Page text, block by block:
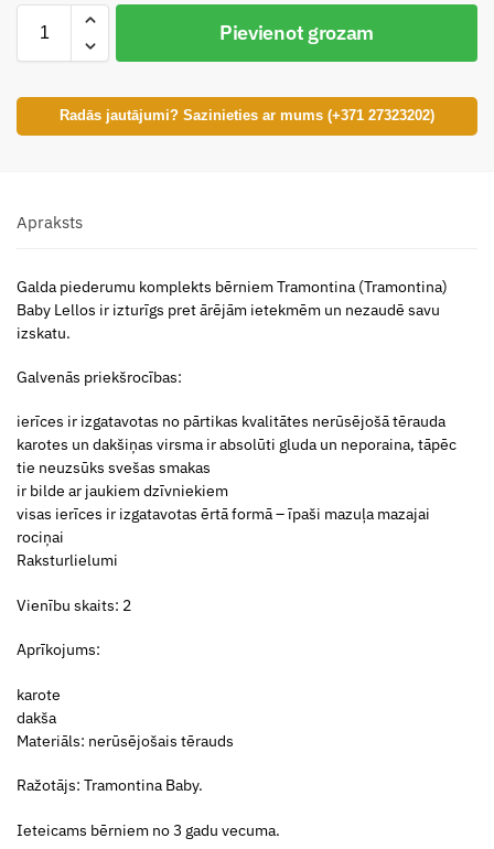
Pievienot grozam
Radās jautājumi? Sazinieties ar mums (+371 27323202)
Apraksts
Galda piederumu komplekts bērniem Tramontina (Tramontina)
Baby Lellos ir izturīgs pret ārējām ietekmēm un nezaudē savu
izskatu.
Galvenās priekšrocības:
ierīces ir izgatavotas no pārtikas kvalitātes nerūsējošā tērauda
karotes un dakšiņas virsma ir absolūti gluda un neporaina, tāpēc
tie neuzsūks svešas smakas
ir bilde ar jaukiem dzīvniekiem
visas ierīces ir izgatavotas ērtā formā – īpaši mazuļa mazajai
rociņai
Raksturlielumi
Vienību skaits: 2
Aprīkojums:
karote
dakša
Materiāls: nerūsējošais tērauds
Ražotājs: Tramontina Baby.
Ieteicams bērniem no 3 gadu vecuma.